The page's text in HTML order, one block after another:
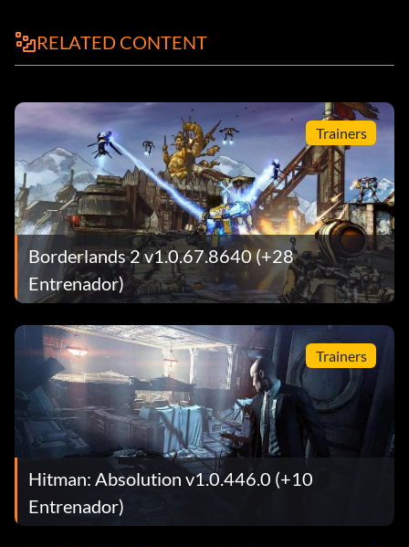
RELATED CONTENT
Trainers
Borderlands 2 v1.0.67.8640 (+28
Entrenador)
Trainers
Hitman: Absolution v1.0.446.0 (+10
Entrenador)